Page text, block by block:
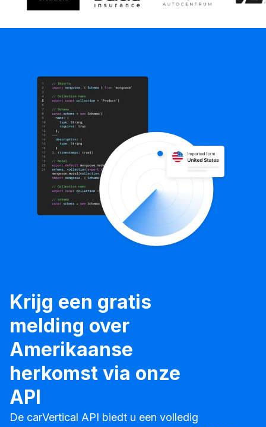
Krijg een gratis
melding over
Amerikaanse
herkomst via onze
API
De carVertical API biedt u een volledig